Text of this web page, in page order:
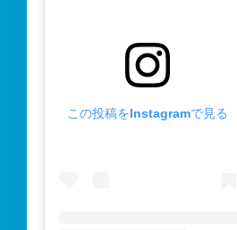
この投稿をInstagramで見る